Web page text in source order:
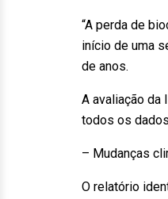
“A perda de
início de uma
de anos.
A avaliação da
todos os
– Mudanças
O relatório